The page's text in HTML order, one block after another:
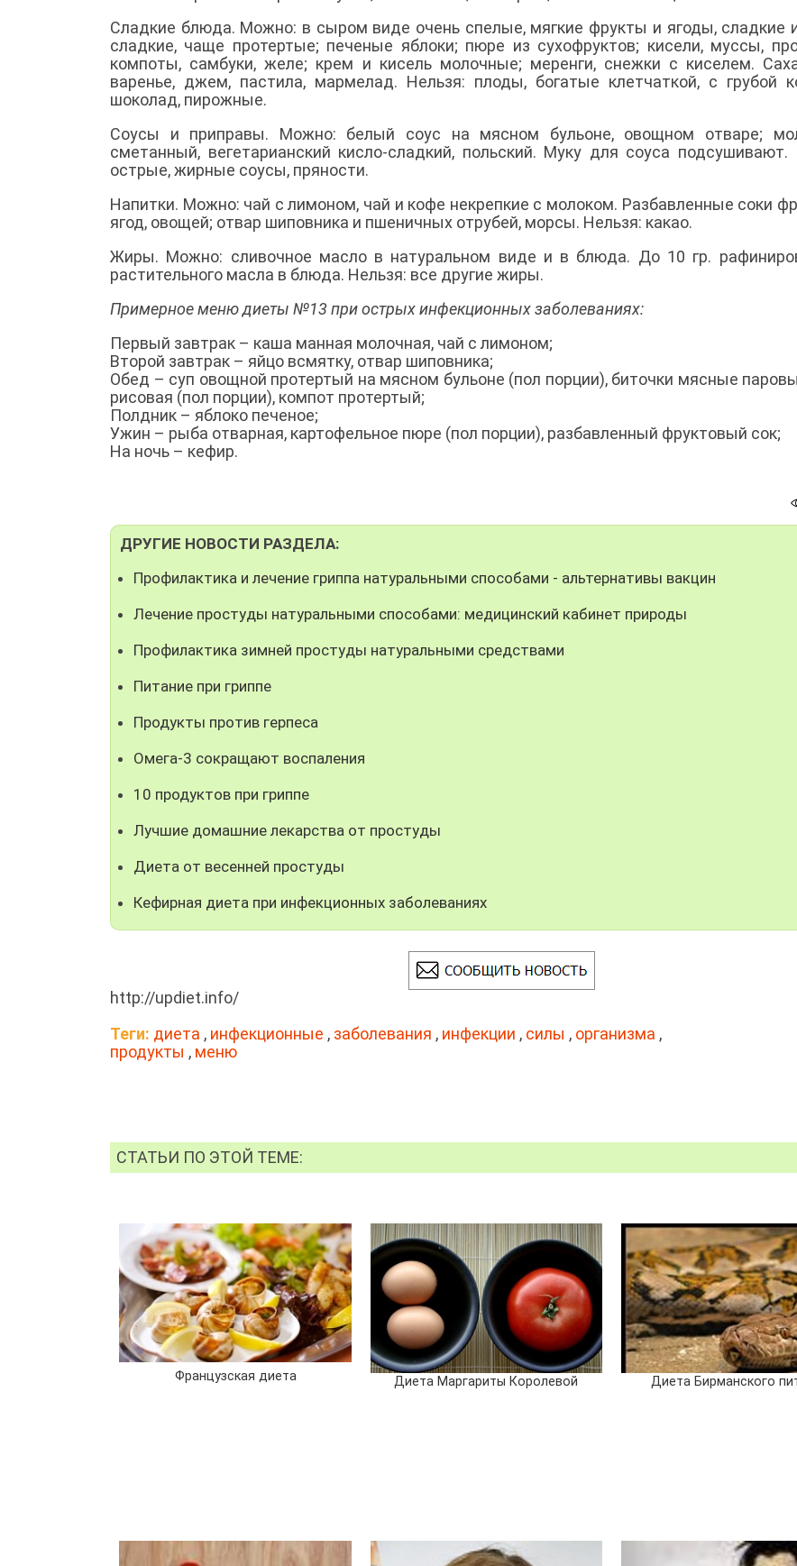
Сладкие блюда. Можно: в сыром виде очень спелые, мягкие фрукты и ягоды, сладкие
сладкие, чаще протертые; печеные яблоки; пюре из сухофруктов; кисели, муссы,
компоты, самбуки, желе; крем и кисель молочные; меренги, снежки с киселем.
варенье, джем, пастила, мармелад. Нельзя: плоды, богатые клетчаткой, с грубой
шоколад, пирожные.
Соусы и приправы. Можно: белый соус на мясном бульоне, овощном отваре;
сметанный, вегетарианский кисло-сладкий, польский. Муку для соуса подсушивают.
острые, жирные соусы, пряности.
Напитки. Можно: чай с лимоном, чай и кофе некрепкие с молоком. Разбавленные соки
ягод, овощей; отвар шиповника и пшеничных отрубей, морсы. Нельзя: какао.
Жиры. Можно: сливочное масло в натуральном виде и в блюда. До 10 гр.
растительного масла в блюда. Нельзя: все другие жиры.
Примерное меню диеты №13 при острых инфекционных заболеваниях:
Первый завтрак – каша манная молочная, чай с лимоном;
Второй завтрак – яйцо всмятку, отвар шиповника;
Обед – суп овощной протертый на мясном бульоне (пол порции), биточки мясные
рисовая (пол порции), компот протертый;
Полдник – яблоко печеное;
Ужин – рыба отварная, картофельное пюре (пол порции), разбавленный фруктовый сок;
На ночь – кефир.
ДРУГИЕ НОВОСТИ РАЗДЕЛА:
Профилактика и лечение гриппа натуральными способами - альтернативы вакцин
Лечение простуды натуральными способами: медицинский кабинет природы
Профилактика зимней простуды натуральными средствами
Питание при гриппе
Продукты против герпеса
Омега-3 сокращают воспаления
10 продуктов при гриппе
Лучшие домашние лекарства от простуды
Диета от весенней простуды
Кефирная диета при инфекционных заболеваниях
http://updiet.info/
Теги: диета , инфекционные , заболевания , инфекции , силы , организма ,
продукты , меню
СТАТЬИ ПО ЭТОЙ ТЕМЕ:
Французская диета Диета Маргариты Королевой Диета Бирманского